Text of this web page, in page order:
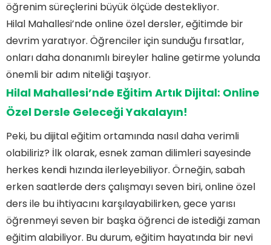
öğrenim süreçlerini büyük ölçüde destekliyor.
Hilal Mahallesi’nde online özel dersler, eğitimde bir
devrim yaratıyor. Öğrenciler için sunduğu fırsatlar,
onları daha donanımlı bireyler haline getirme yolunda
önemli bir adım niteliği taşıyor.
Hilal Mahallesi’nde Eğitim Artık Dijital: Online
Özel Dersle Geleceği Yakalayın!
Peki, bu dijital eğitim ortamında nasıl daha verimli
olabiliriz? İlk olarak, esnek zaman dilimleri sayesinde
herkes kendi hızında ilerleyebiliyor. Örneğin, sabah
erken saatlerde ders çalışmayı seven biri, online özel
ders ile bu ihtiyacını karşılayabilirken, gece yarısı
öğrenmeyi seven bir başka öğrenci de istediği zaman
eğitim alabiliyor. Bu durum, eğitim hayatında bir nevi